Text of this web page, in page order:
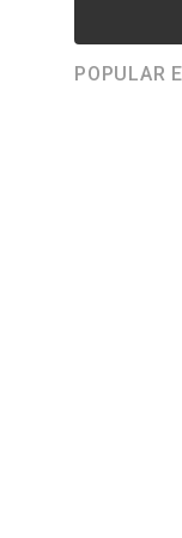
POPULAR